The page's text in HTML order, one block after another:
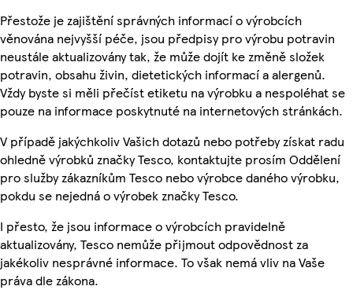
Přestože je zajištění správných informací o výrobcích
věnována nejvyšší péče, jsou předpisy pro výrobu potravin
neustále aktualizovány tak, že může dojít ke změně složek
potravin, obsahu živin, dietetických informací a alergenů.
Vždy byste si měli přečíst etiketu na výrobku a nespoléhat se
pouze na informace poskytnuté na internetových stránkách.
V případě jakýchkoliv Vašich dotazů nebo potřeby získat radu
ohledně výrobků značky Tesco, kontaktujte prosím Oddělení
pro služby zákazníkům Tesco nebo výrobce daného výrobku,
pokdu se nejedná o výrobek značky Tesco.
I přesto, že jsou informace o výrobcích pravidelně
aktualizovány, Tesco nemůže přijmout odpovědnost za
jakékoliv nesprávné informace. To však nemá vliv na Vaše
práva dle zákona.